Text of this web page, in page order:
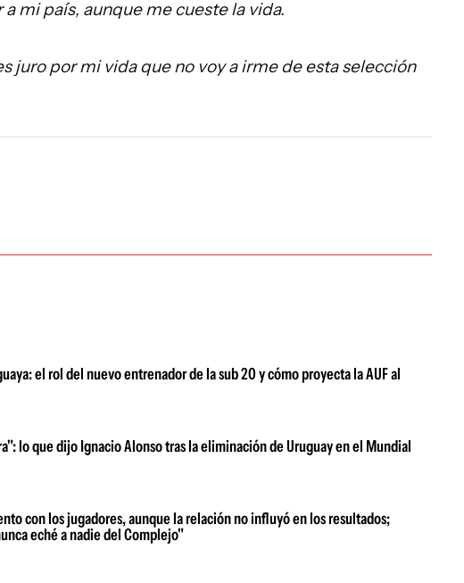
mi país, aunque me cueste la vida.
juro por mi vida que no voy a irme de esta selección
el rol del nuevo entrenador de la sub 20 y cómo proyecta la AUF al
lo que dijo Ignacio Alonso tras la eliminación de Uruguay en el Mundial
con los jugadores, aunque la relación no influyó en los resultados;
eché a nadie del Complejo"